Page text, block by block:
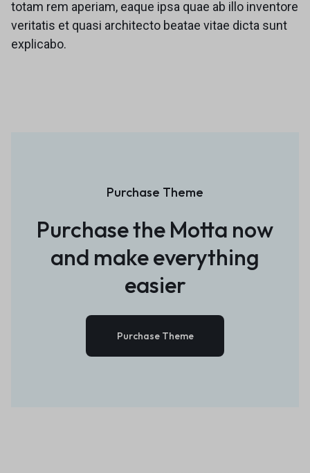
totam rem aperiam, eaque ipsa quae ab illo inventore
veritatis et quasi architecto beatae vitae dicta sunt
explicabo.
Purchase Theme
Purchase the Motta now
and make everything
easier
Purchase Theme